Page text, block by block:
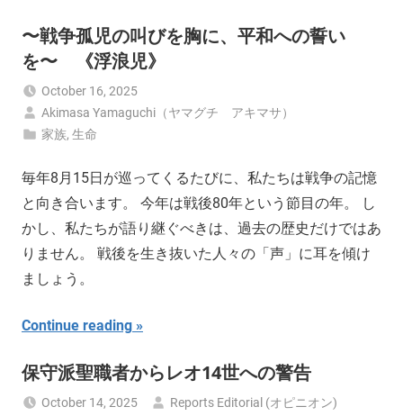
〜戦争孤児の叫びを胸に、平和への誓い
を〜 《浮浪児》
October 16, 2025
Akimasa Yamaguchi（ヤマグチ アキマサ）
家族,生命
毎年8月15日が巡ってくるたびに、私たちは戦争の記憶
と向き合います。 今年は戦後80年という節目の年。 し
かし、私たちが語り継ぐべきは、過去の歴史だけではあ
りません。 戦後を生き抜いた人々の「声」に耳を傾け
ましょう。
Continue reading
保守派聖職者からレオ14世への警告
October 14, 2025
Reports Editorial (オピニオン)